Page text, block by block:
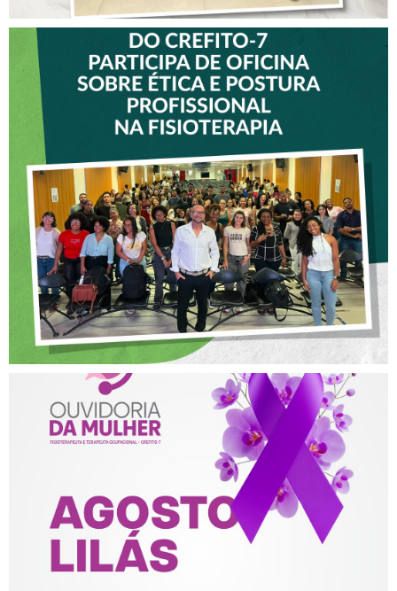
VICE-PRESIDENTE DO
CREFITO-7 PARTICIPA DE
OFICINA SOBRE ÉTICA E
POSTURA PROFISSIONAL
NA FISIOTERAPIA
AGOSTO LILÁS – ACOLHER,
PROTEGER E COMBATER A
VIOLÊNCIA CONTRA A
MULHER